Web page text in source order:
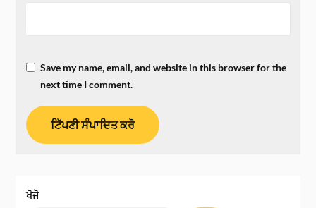
Save my name, email, and website in this browser for the
next time I comment.
ਖੋਜੋ